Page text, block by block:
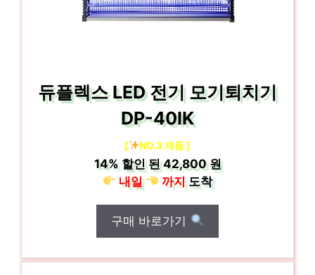
듀플렉스 LED 전기 모기퇴치기
DP-40IK
[ NO.3 제품 ]
14%할인 된42,800 원
내일
까지도착
구매 바로가기